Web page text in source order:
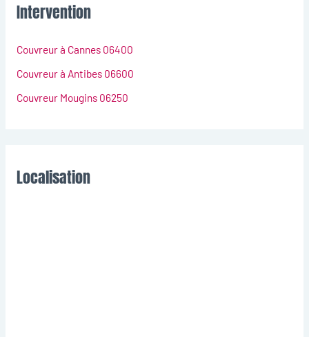
Intervention
Couvreur à Cannes 06400
Couvreur à Antibes 06600
Couvreur Mougins 06250
Localisation